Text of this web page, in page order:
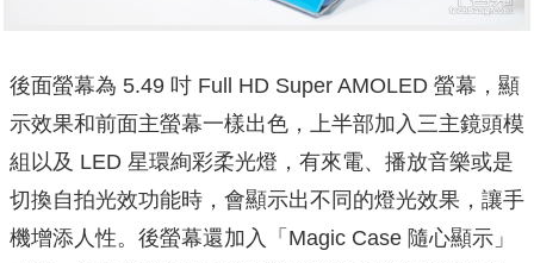
後面螢幕為 5.49 吋 Full HD Super AMOLED 螢幕，顯
示效果和前面主螢幕一樣出色，上半部加入三主鏡頭模
組以及 LED 星環絢彩柔光燈，有來電、播放音樂或是
切換自拍光效功能時，會顯示出不同的燈光效果，讓手
機增添人性。後螢幕還加入「Magic Case 隨心顯示」